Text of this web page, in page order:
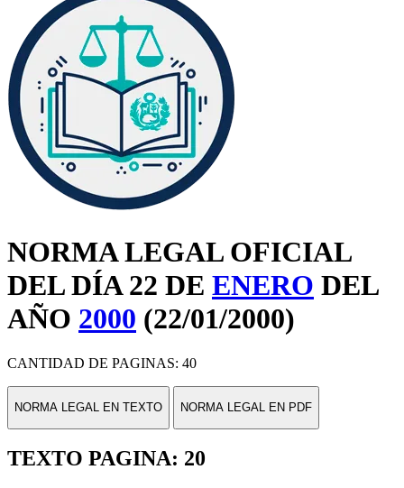
NORMA LEGAL OFICIAL
DEL DÍA 22 DE ENERO DEL
AÑO 2000 (22/01/2000)
CANTIDAD DE PAGINAS: 40
NORMA LEGAL EN TEXTO NORMA LEGAL EN PDF
TEXTO PAGINA: 20